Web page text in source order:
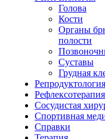
Голова
Кости
Органы
полости
Суставы
Грудная
Репродуктология
Рефлексотерапия
Сосудистая
Спортивная
Справки